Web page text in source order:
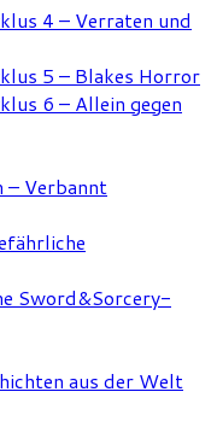
4 – Verraten und
5 – Blakes Horror
6 – Allein gegen
– Verbannt
Sword&Sorcery-
aus der Welt